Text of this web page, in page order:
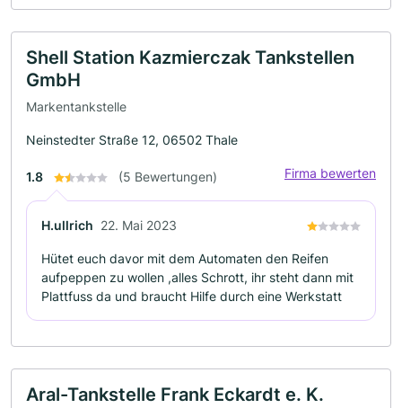
Shell Station Kazmierczak Tankstellen
GmbH
Markentankstelle
Neinstedter Straße 12, 06502 Thale
1.8 (5 Bewertungen) Firma bewerten
H.ullrich 22. Mai 2023
Hütet euch davor mit dem Automaten den Reifen
aufpeppen zu wollen ,alles Schrott, ihr steht dann mit
Plattfuss da und braucht Hilfe durch eine Werkstatt
Aral-Tankstelle Frank Eckardt e. K.